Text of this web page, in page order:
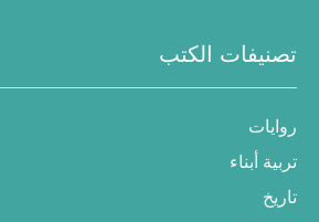
تصنيفات الكتب
روايات
تربية أبناء
تاريخ